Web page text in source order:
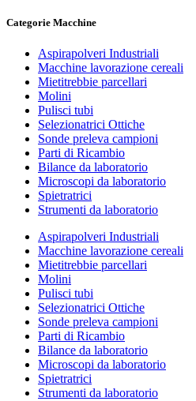
Categorie Macchine
Aspirapolveri Industriali
Macchine lavorazione cereali
Mietitrebbie parcellari
Molini
Pulisci tubi
Selezionatrici Ottiche
Sonde preleva campioni
Parti di Ricambio
Bilance da laboratorio
Microscopi da laboratorio
Spietratrici
Strumenti da laboratorio
Aspirapolveri Industriali
Macchine lavorazione cereali
Mietitrebbie parcellari
Molini
Pulisci tubi
Selezionatrici Ottiche
Sonde preleva campioni
Parti di Ricambio
Bilance da laboratorio
Microscopi da laboratorio
Spietratrici
Strumenti da laboratorio